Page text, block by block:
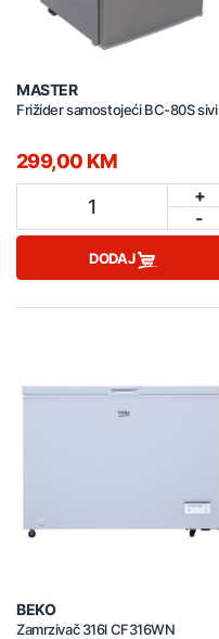
MASTER
Frižider samostojeći BC-80S sivi
299,00 KM
1
+
-
DODAJ
BEKO
Zamrzivač 316l CF316WN